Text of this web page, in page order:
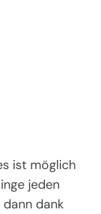
ist möglich
jeden
dank